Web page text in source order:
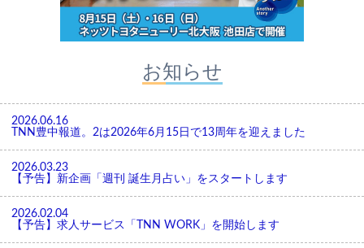
お知らせ
2026.06.16
TNN豊中報道。2は2026年6月15日で13周年を迎えました
2026.03.23
【予告】新企画「週刊 誕生月占い」をスタートします
2026.02.04
【予告】求人サービス「TNN WORK」を開始します